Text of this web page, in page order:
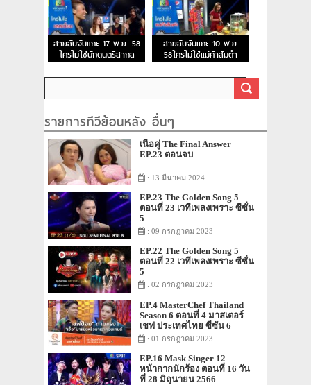
สายลับจับแกะ 17 พ.ย. 58
ใครไม่ใช่นักดนตรีสากล
สายลับจับแกะ 10 พ.ย.
58ใครไม่ใช่แม่ค้าส้มตำ
รายการทีวีย้อนหลัง อื่นๆ
เนื้อคู่ The Final Answer
EP.23 ตอนจบ
: 13 มีนาคม 2024
EP.23 The Golden Song 5
ตอนที่ 23 เวทีเพลงเพราะ ซีซั่น
5
: 09 กรกฎาคม 2023
EP.22 The Golden Song 5
ตอนที่ 22 เวทีเพลงเพราะ ซีซั่น
5
: 02 กรกฎาคม 2023
EP.4 MasterChef Thailand
Season 6 ตอนที่ 4 มาสเตอร์
เชฟ ประเทศไทย ซีซัน 6
: 01 กรกฎาคม 2023
EP.16 Mask Singer 12
หน้ากากนักร้อง ตอนที่ 16 วัน
ที่ 28 มิถุนายน 2566